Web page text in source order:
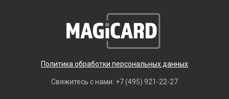
Политика обработки персональных данных
Свяжитесь с нами: +7 (495) 921-22-27